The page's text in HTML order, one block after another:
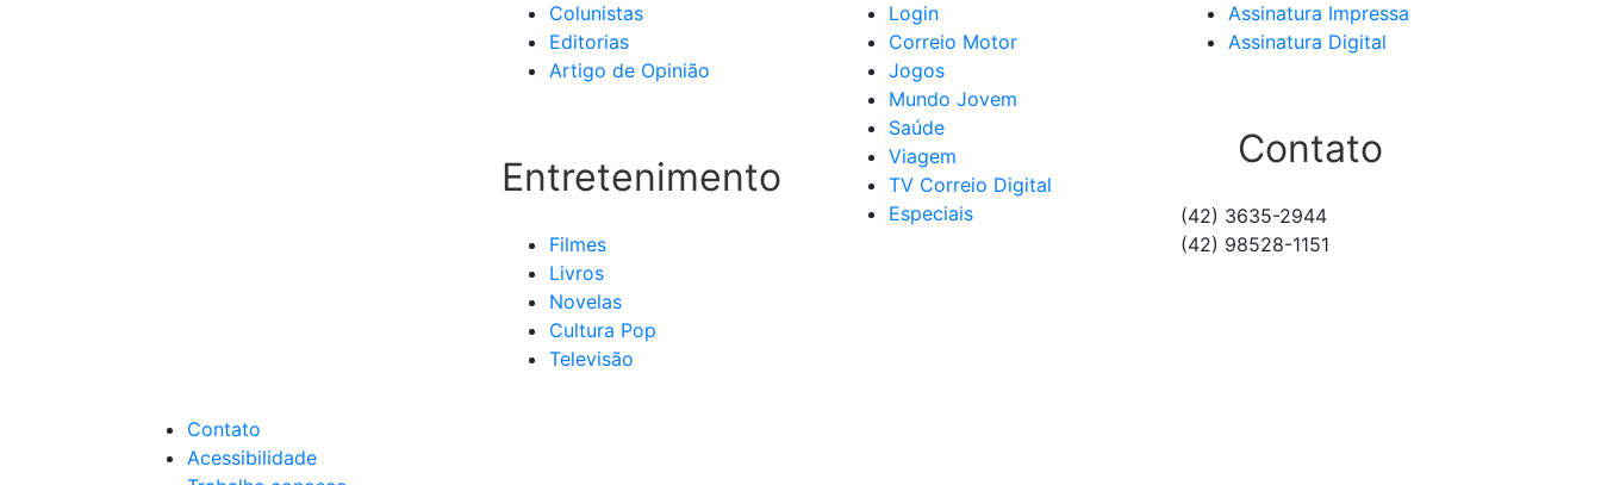
Colunistas
Editorias
Artigo de Opinião
Entretenimento
Filmes
Livros
Novelas
Cultura Pop
Televisão
Login
Correio Motor
Jogos
Mundo Jovem
Saúde
Viagem
TV Correio Digital
Especiais
Assinatura Impressa
Assinatura Digital
Contato
(42) 3635-2944
(42) 98528-1151
Contato
Acessibilidade